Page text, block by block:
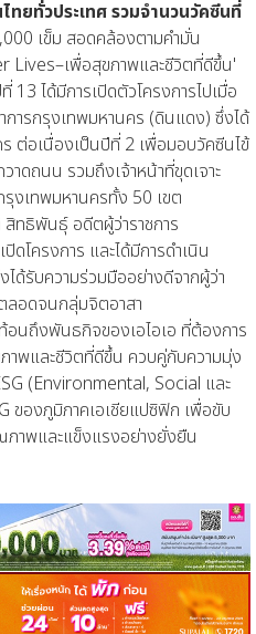
ยทั่วประเทศ รวมจำนวนวัคซีนที่
เข็ม สอดคล้องตามคำมั่น
เพื่อสุขภาพและชีวิตที่ดีขึ้น'
ได้มีการเปิดตัวโครงการไปเมื่อ
ารกรุงเทพมหานคร (ดินแดง) ซึ่งได้
ต่อเนื่องเป็นปีที่ 2 เพื่อมอบวัคซีนไข้
าดถนน รวมถึงเจ้าหน้าที่ขุดเจาะ
งเทพมหานครทั้ง 50 เขต
ทธิพันธุ์ อดีตผู้ว่าราชการ
ดโครงการ และได้มีการดำเนิน
ด้รับความร่วมมืออย่างดีจากผู้ว่า
ลอดจนกลุ่มจิตอาสา
นถึงพันธกิจของเอไอเอ ที่ต้องการ
พและชีวิตที่ดีขึ้น ควบคู่กับความมุ่ง
(Environmental, Social และ
ของภูมิภาคเอเชียแปซิฟิก เพื่อขับ
ภาพและแข็งแรงอย่างยั่งยืน